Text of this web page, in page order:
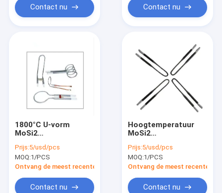
Contact nu Contact nu
1800°C U-vorm
MoSi2
Voor Zirconia
Sintering
Prijs:5/usd/pcs
MOQ:1/PCS
Ontvang de meest recente Prijs
Contact nu
Hoogtemperatuur
MoSi2
voor
vacuümvormende
machines
Prijs:5/usd/pcs
MOQ:1/PCS
Ontvang de meest recente
Contact nu